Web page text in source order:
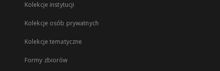
Kolekcje instytucji
Kolekcje osób prywatnych
Kolekcje tematyczne
Formy zbiorów